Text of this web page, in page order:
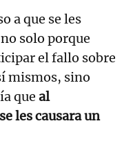
a que se les
solo porque
el fallo sobre
mismos, sino
que al
les causara un